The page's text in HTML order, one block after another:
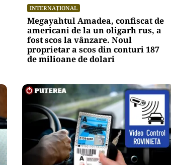
INTERNAȚIONAL
Megayahtul Amadea, confiscat de
americani de la un oligarh rus, a
fost scos la vânzare. Noul
proprietar a scos din conturi 187
de milioane de dolari